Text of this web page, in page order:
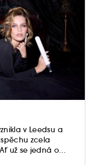
v Leedsu a
zcela
už se jedná o